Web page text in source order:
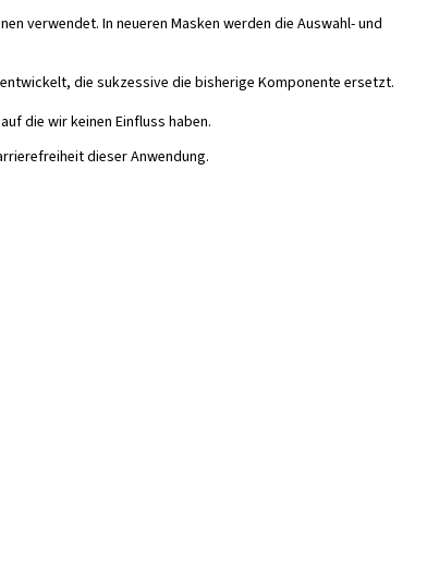
verwendet. In neueren Masken werden die Auswahl- und
die sukzessive die bisherige Komponente ersetzt.
die wir keinen Einfluss haben.
dieser Anwendung.